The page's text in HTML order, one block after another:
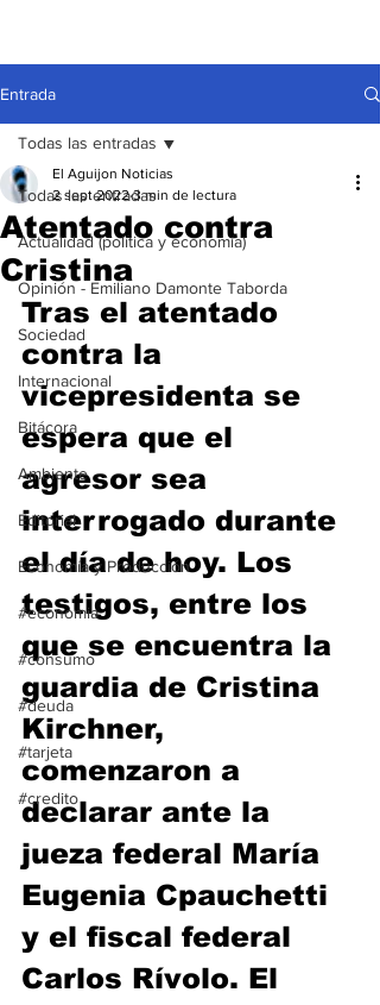
Entrada
Todas las entradas
Actualidad (política y economía)
Opinión - Emiliano Damonte Taborda
Sociedad
Internacional
Bitácora
Ambiente
Editorial
Economía y Producción
#economia
#consumo
#deuda
#tarjeta
#credito
Todas las entradas
Atentado contra
Cristina
El Aguijon Noticias
2 sept 2022 3 min de lectura
Tras el atentado
contra la
vicepresidenta se
espera que el
agresor sea
interrogado durante
el día de hoy. Los
testigos, entre los
que se encuentra la
guardia de Cristina
Kirchner,
comenzaron a
declarar ante la
jueza federal María
Eugenia Cpauchetti
y el fiscal federal
Carlos Rívolo. El